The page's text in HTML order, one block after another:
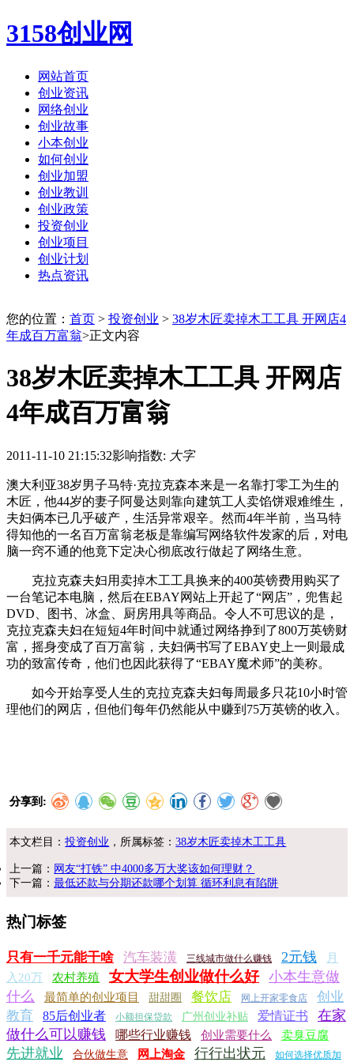
3158创业网
网站首页
创业资讯
网络创业
创业故事
小本创业
如何创业
创业加盟
创业教训
创业政策
投资创业
创业项目
创业计划
热点资讯
您的位置： 首页 > 投资创业 > 38岁木匠卖掉木工工具 开网店4
年成百万富翁>正文内容
38岁木匠卖掉木工工具 开网店
4年成百万富翁
2011-11-10 21:15:32影响指数: 大字
澳大利亚38岁男子马特·克拉克森本来是一名靠打零工为生的
木匠，他44岁的妻子阿曼达则靠向建筑工人卖馅饼艰难维生，
夫妇俩本已几乎破产，生活异常艰辛。然而4年半前，当马特
得知他的一名百万富翁老板是靠编写网络软件发家的后，对电
脑一窍不通的他竟下定决心彻底改行做起了网络生意。
克拉克森夫妇用卖掉木工工具换来的400英镑费用购买了
一台笔记本电脑，然后在EBAY网站上开起了“网店”，兜售起
DVD、图书、冰盒、厨房用具等商品。令人不可思议的是，
克拉克森夫妇在短短4年时间中就通过网络挣到了800万英镑财
富，摇身变成了百万富翁，夫妇俩书写了EBAY史上一则最成
功的致富传奇，他们也因此获得了“EBAY魔术师”的美称。
如今开始享受人生的克拉克森夫妇每周最多只花10小时管
理他们的网店，但他们每年仍然能从中赚到75万英镑的收入。
分享到:
本文栏目：投资创业 ，所属标签：38岁木匠卖掉木工工具
上一篇： 网友“打铁” 中4000多万大奖该如何理财？
下一篇：最低还款与分期还款哪个划算 循环利息有陷阱
热门标签
只有一千元能干啥 汽车装潢 三线城市做什么赚钱 2元钱
月
入20万
农村养殖 女大学生创业做什么好 小本生意做
什么
最简单的创业项目 甜甜圈 餐饮店 网上开家零食店
创业
教育
85后创业者 小额担保贷款 广州创业补贴 爱情证书
在家
做什么可以赚钱
哪些行业赚钱 创业需要什么 卖臭豆腐
先进就业 合伙做生意 网上淘金 行行出状元 如何选择优质加